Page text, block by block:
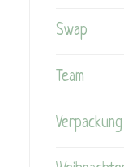
Swap
Team
Verpackung